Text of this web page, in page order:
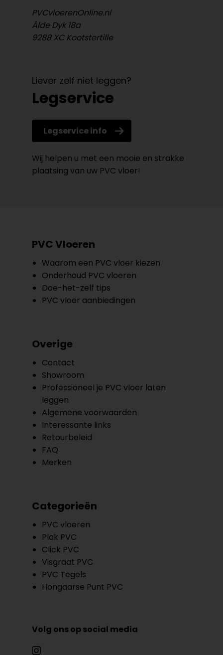
PVCvloerenOnline.nl
Âlde Dyk 18a
9288 XC Kootstertille
Liever zelf niet leggen?
Legservice
Legservice info
Wij helpen u met een mooie en strakke
plaatsing van uw PVC vloer!
PVC Vloeren
Waarom een PVC vloer kiezen
Onderhoud PVC vloeren
Doe-het-zelf tips
PVC vloer aanbiedingen
Overige
Contact
Showroom
Professioneel je PVC vloer laten
leggen
Algemene voorwaarden
Interessante links
Retourbeleid
FAQ
Merken
Categorieën
PVC vloeren
Plak PVC
Click PVC
Visgraat PVC
PVC Tegels
Hongaarse Punt PVC
Volg ons op social media